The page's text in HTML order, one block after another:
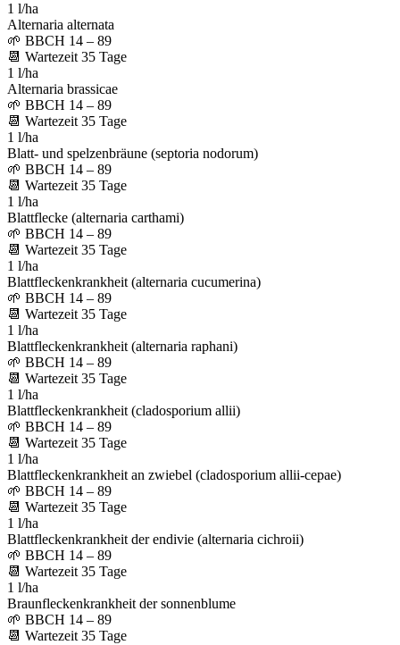
1 l/ha
Alternaria alternata
🌱 BBCH 14 – 89
📆 Wartezeit 35 Tage
1 l/ha
Alternaria brassicae
🌱 BBCH 14 – 89
📆 Wartezeit 35 Tage
1 l/ha
Blatt- und spelzenbräune (septoria nodorum)
🌱 BBCH 14 – 89
📆 Wartezeit 35 Tage
1 l/ha
Blattflecke (alternaria carthami)
🌱 BBCH 14 – 89
📆 Wartezeit 35 Tage
1 l/ha
Blattfleckenkrankheit (alternaria cucumerina)
🌱 BBCH 14 – 89
📆 Wartezeit 35 Tage
1 l/ha
Blattfleckenkrankheit (alternaria raphani)
🌱 BBCH 14 – 89
📆 Wartezeit 35 Tage
1 l/ha
Blattfleckenkrankheit (cladosporium allii)
🌱 BBCH 14 – 89
📆 Wartezeit 35 Tage
1 l/ha
Blattfleckenkrankheit an zwiebel (cladosporium allii-cepae)
🌱 BBCH 14 – 89
📆 Wartezeit 35 Tage
1 l/ha
Blattfleckenkrankheit der endivie (alternaria cichroii)
🌱 BBCH 14 – 89
📆 Wartezeit 35 Tage
1 l/ha
Braunfleckenkrankheit der sonnenblume
🌱 BBCH 14 – 89
📆 Wartezeit 35 Tage